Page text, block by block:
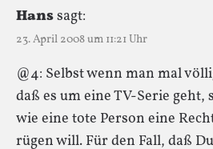
Hanssagt:
23. April 2008 um 11:21 Uhr
@4: Selbst wenn man mal
daß es um eine TV-Serie geht,
wie eine tote Person eine
rügen will. Für den Fall, daß